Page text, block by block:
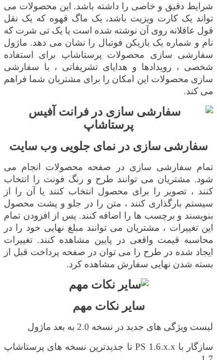
شرایط دقیق و خاصی را داشته باشد. این محصولات می
تواند یک کارت ویزیت باشد، یک ماگ قهوه که یک نقل
قول عاقلانه روی آن نوشته شده است یا یک تی شرت که
نام و شماره یک بازیکن فوتبال را نشان می دهد. ماژول
سفارشی سازی محصولات پرستاشاپ برای استفاده
شخصی ، رویدادها و هدایای تشریفاتی ، با سفارشی
سازی محصولات این امکان را برای مشتریان شما فراهم
می کند.
سفارشی سازی در نمای جلویی وب سایت
تمام سفارشی سازی در صفحه محصولات انجام می
شود. مشتریان می توانند طرح و رنگ فونت را انتخاب
کنند ، تصویر را برای محصول انتخاب کنند یا آن را از
سیستم بارگذاری کنند ، متن را در جلو و پشت محصول
بنویسند و برچسب ها را اضافه کنند. پس از افزودن تمام
این تغییرات ، مشتریان می توانند مبلغ نهایی خود را در
محاسبه قیمت واقعی در پایین مشاهده کنند. تغییرات
ایجاد شده در طرح را می توان در صفحه پرداخت قبل از
بسته شدن نهایی سفارش مشاهده کرد.
سایر نکات مهم
لیست ویژگی های جدید در نسخه 2.0 به بعد ماژول
سازگار با PS 1.6.x.x تا جدیدترین نسخه های پرستاشاپ